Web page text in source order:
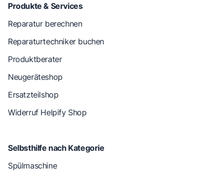
Produkte & Services
Reparatur berechnen
Reparaturtechniker buchen
Produktberater
Neugeräteshop
Ersatzteilshop
Widerruf Helpify Shop
Selbsthilfe nach Kategorie
Spülmaschine